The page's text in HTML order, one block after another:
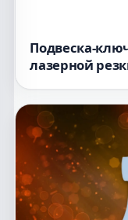
Подвеска-
лазерной